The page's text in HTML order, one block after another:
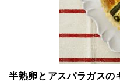
半熟卵とアスパラガスの